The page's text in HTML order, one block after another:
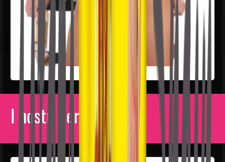
I nostri servizi